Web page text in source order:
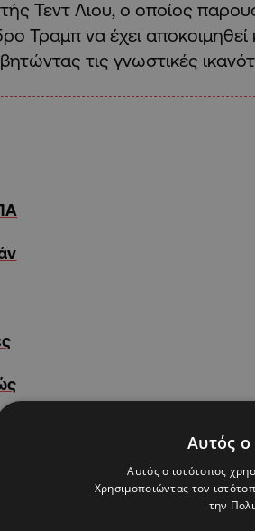
Τεντ Λιου, ο οποίος
Τραμπ να έχει αποκοιμηθεί
τις γνωστικές
Συμβούλια στα πρότυπα της
Αυτός ο
Αυτός ο ιστότοπος
Χρησιμοποιώντας τον
την